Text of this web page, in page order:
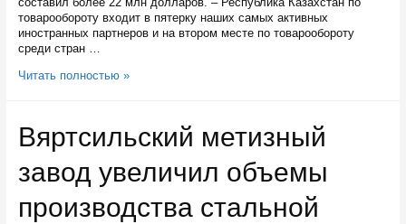
товарообороту входит в пятерку наших самых активных
иностранных партнеров и на втором месте по товарообороту
среди стран …
Глава
генеральным
консулом
Казахстана
в
Петербурге
Читать полностью »
Вяртсильский метизный
завод увеличил объемы
производства стальной